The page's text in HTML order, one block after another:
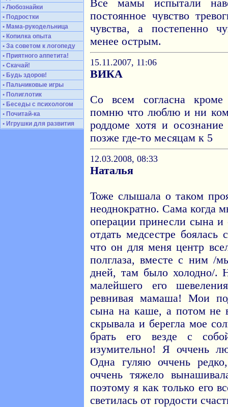
• Любознайки
• Подростки
• Мама-рукодельница
• Копилка опыта
• За советом к логопеду
• Приятного аппетита!
• Скачай!
• Будь здоров!
• Пальчиковые игры
• Полиглотик
• Беседы с психологом
• Почитай-ка
• Игрушки для развития
Все мамы испытали
постоянное чувство
чувства, а постепенно
менее острым.
15.11.2007, 11:06
ВИКА
Со всем согласна
помню что люблю и ни
роддоме хотя и
позже где-то месяцам к 5
12.03.2008, 08:33
Наталья
Тоже слышала о таком
неоднократно. Сама когда
операции принесли сына
отдать медсестре
что он для меня центр
полглаза, вместе с ним /
дней, там было холодно/.
малейшего его
ревнивая мамаша! Мои
сына на каше, а потом не
скрывала и берегла мое
брать его везде с
изумительно! Я оччень
Одна гуляю оччень
оччень тяжело
поэтому я как только его
светилась от гордости